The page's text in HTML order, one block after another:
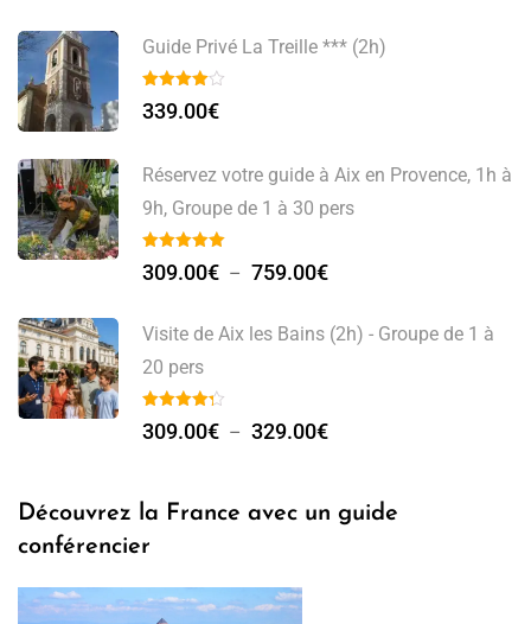
Guide Privé La Treille *** (2h)
339.00€
Réservez votre guide à Aix en Provence, 1h à
9h, Groupe de 1 à 30 pers
309.00€ – 759.00€
Visite de Aix les Bains (2h) - Groupe de 1 à
20 pers
309.00€ – 329.00€
Découvrez la France avec un guide
conférencier